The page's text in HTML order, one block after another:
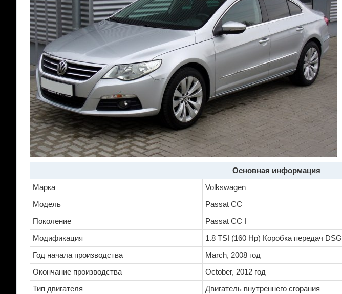
Основная информация
Марка
Volkswagen
Модель
Passat CC
Поколение
Passat CC I
Модификация
1.8 TSI (160 Hp) Коробка передач DSG
Год начала производства
March, 2008 год
Окончание производства
October, 2012 год
Тип двигателя
Двигатель внутреннего сгорания